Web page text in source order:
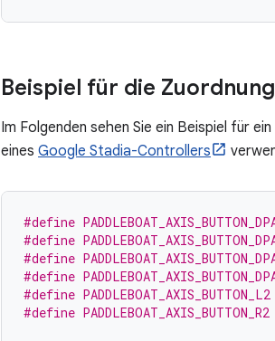
Beispiel für die Zuordnung
Im Folgenden sehen Sie ein Beispiel für ein
eines Google Stadia-Controllers
#define
#define
#define
#define
#define
#define